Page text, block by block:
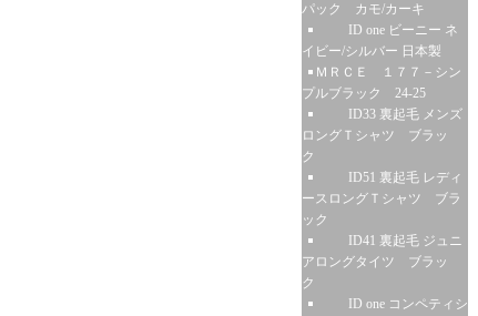
パック カモ/カーキ
ID one ビーニー ネ
イビー/シルバー 日本製
ＭＲＣＥ １７７－シン
プルブラック 24-25
ID33 裏起毛 メンズ
ロングＴシャツ ブラッ
ク
ID51 裏起毛 レディ
ースロングＴシャツ ブラ
ック
ID41 裏起毛 ジュニ
アロングタイツ ブラッ
ク
ID one コンペティシ